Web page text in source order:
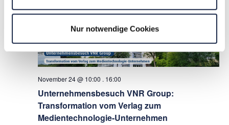
Nur notwendige Cookies
November 24 @ 10:00 . 16:00
Unternehmensbesuch VNR Group:
Transformation vom Verlag zum
Medientechnologie-Unternehmen